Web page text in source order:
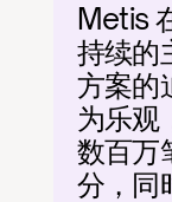
Metis
持续的
方案的
为乐观
数百万
分，同